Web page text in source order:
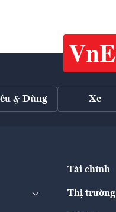
& Dùng Xe
Tài chính
Thị trường